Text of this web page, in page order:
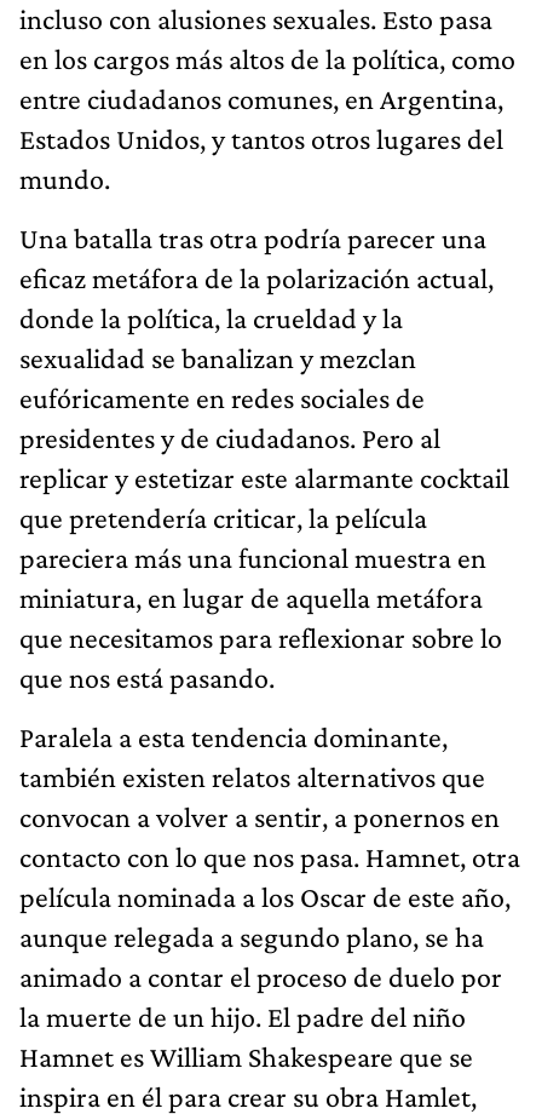
incluso con alusiones sexuales. Esto pasa
en los cargos más altos de la política, como
entre ciudadanos comunes, en Argentina,
Estados Unidos, y tantos otros lugares del
mundo.
Una batalla tras otra podría parecer una
eficaz metáfora de la polarización actual,
donde la política, la crueldad y la
sexualidad se banalizan y mezclan
eufóricamente en redes sociales de
presidentes y de ciudadanos. Pero al
replicar y estetizar este alarmante cocktail
que pretendería criticar, la película
pareciera más una funcional muestra en
miniatura, en lugar de aquella metáfora
que necesitamos para reflexionar sobre lo
que nos está pasando.
Paralela a esta tendencia dominante,
también existen relatos alternativos que
convocan a volver a sentir, a ponernos en
contacto con lo que nos pasa. Hamnet, otra
película nominada a los Oscar de este año,
aunque relegada a segundo plano, se ha
animado a contar el proceso de duelo por
la muerte de un hijo. El padre del niño
Hamnet es William Shakespeare que se
inspira en él para crear su obra Hamlet,